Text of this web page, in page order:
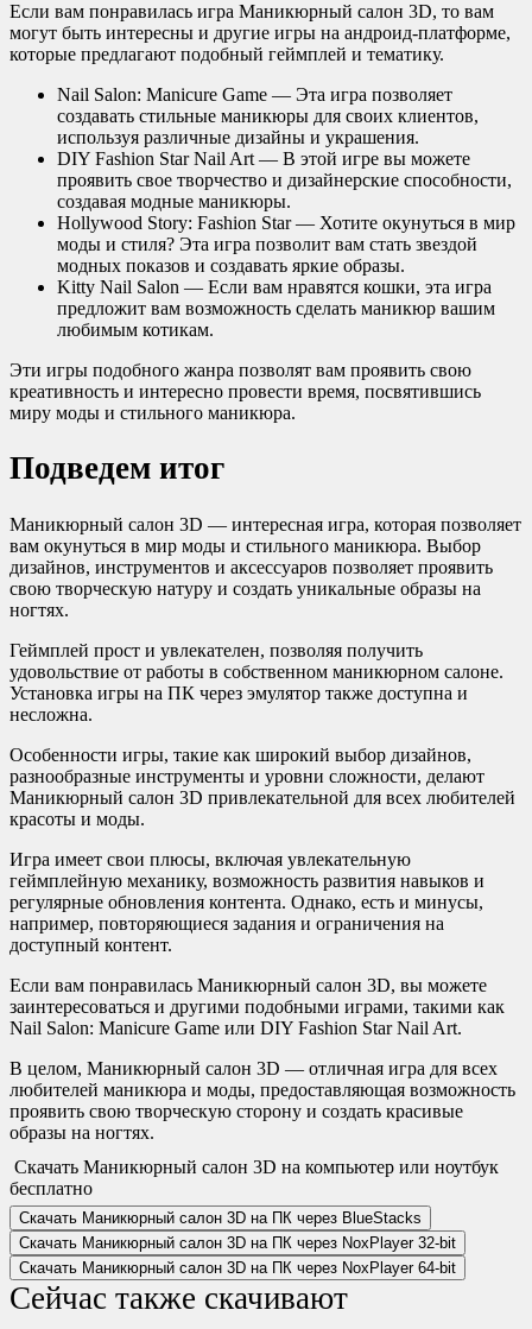
Если вам понравилась игра Маникюрный салон 3D, то вам
могут быть интересны и другие игры на андроид-платформе,
которые предлагают подобный геймплей и тематику.
Nail Salon: Manicure Game — Эта игра позволяет
создавать стильные маникюры для своих клиентов,
используя различные дизайны и украшения.
DIY Fashion Star Nail Art — В этой игре вы можете
проявить свое творчество и дизайнерские способности,
создавая модные маникюры.
Hollywood Story: Fashion Star — Хотите окунуться в мир
моды и стиля? Эта игра позволит вам стать звездой
модных показов и создавать яркие образы.
Kitty Nail Salon — Если вам нравятся кошки, эта игра
предложит вам возможность сделать маникюр вашим
любимым котикам.
Эти игры подобного жанра позволят вам проявить свою
креативность и интересно провести время, посвятившись
миру моды и стильного маникюра.
Подведем итог
Маникюрный салон 3D — интересная игра, которая позволяет
вам окунуться в мир моды и стильного маникюра. Выбор
дизайнов, инструментов и аксессуаров позволяет проявить
свою творческую натуру и создать уникальные образы на
ногтях.
Геймплей прост и увлекателен, позволяя получить
удовольствие от работы в собственном маникюрном салоне.
Установка игры на ПК через эмулятор также доступна и
несложна.
Особенности игры, такие как широкий выбор дизайнов,
разнообразные инструменты и уровни сложности, делают
Маникюрный салон 3D привлекательной для всех любителей
красоты и моды.
Игра имеет свои плюсы, включая увлекательную
геймплейную механику, возможность развития навыков и
регулярные обновления контента. Однако, есть и минусы,
например, повторяющиеся задания и ограничения на
доступный контент.
Если вам понравилась Маникюрный салон 3D, вы можете
заинтересоваться и другими подобными играми, такими как
Nail Salon: Manicure Game или DIY Fashion Star Nail Art.
В целом, Маникюрный салон 3D — отличная игра для всех
любителей маникюра и моды, предоставляющая возможность
проявить свою творческую сторону и создать красивые
образы на ногтях.
Скачать Маникюрный салон 3D на компьютер или ноутбук
бесплатно
Скачать Маникюрный салон 3D на ПК через BlueStacks
Скачать Маникюрный салон 3D на ПК через NoxPlayer 32-bit
Скачать Маникюрный салон 3D на ПК через NoxPlayer 64-bit
Сейчас также скачивают